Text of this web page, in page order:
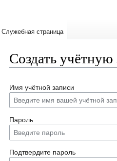
Создать учётную
к
навигации
к
поиску
Имя учётной записи
Пароль
Подтвердите пароль
Служебная страница